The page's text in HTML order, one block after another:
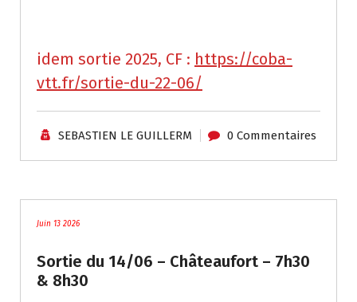
idem sortie 2025, CF : https://coba-
vtt.fr/sortie-du-22-06/
SEBASTIEN LE GUILLERM 0 Commentaires
Juin 13 2026
Sortie du 14/06 – Châteaufort – 7h30
& 8h30